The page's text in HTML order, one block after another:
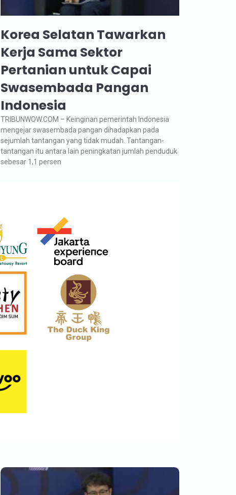
Korea Selatan Tawarkan
Kerja Sama Sektor
Pertanian untuk Capai
Swasembada Pangan
Indonesia
TRIBUNWOW.COM – Keinginan pemerintah Indonesia
mengejar swasembada pangan dihadapkan pada
sejumlah tantangan yang tidak mudah. Tantangan-
tantangan itu antara lain peningkatan jumlah penduduk
sebesar 1,1 persen